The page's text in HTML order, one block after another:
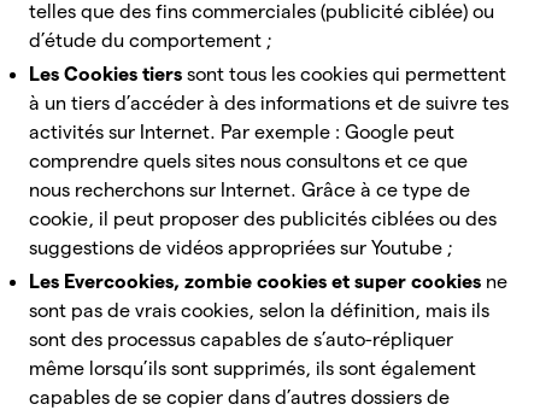
telles que des fins commerciales (publicité ciblée) ou
d’étude du comportement ;
Les Cookies tiers sont tous les cookies qui permettent
à un tiers d’accéder à des informations et de suivre tes
activités sur Internet. Par exemple : Google peut
comprendre quels sites nous consultons et ce que
nous recherchons sur Internet. Grâce à ce type de
cookie, il peut proposer des publicités ciblées ou des
suggestions de vidéos appropriées sur Youtube ;
Les Evercookies, zombie cookies et super cookies ne
sont pas de vrais cookies, selon la définition, mais ils
sont des processus capables de s’auto-répliquer
même lorsqu’ils sont supprimés, ils sont également
capables de se copier dans d’autres dossiers de